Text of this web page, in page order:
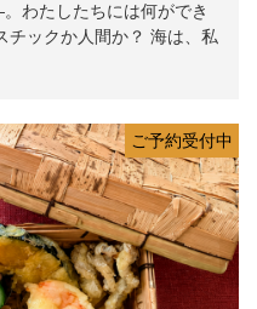
わたしたちには何ができ
チックか人間か？ 海は、私
ご予約受付中